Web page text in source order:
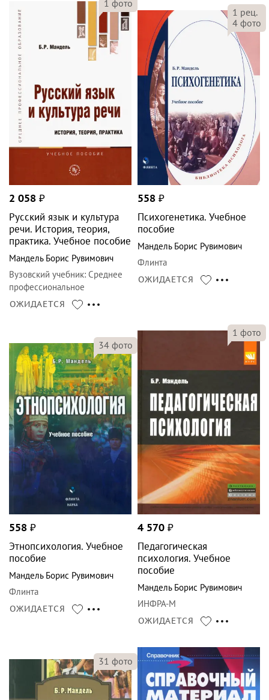
1 фото
2 058 ₽
Русский язык и культура
речи. История, теория,
практика. Учебное пособие
Мандель Борис Рувимович
Вузовский учебник: Среднее
профессиональное
образование
ОЖИДАЕТСЯ
1 рец.
4 фото
558 ₽
Психогенетика. Учебное
пособие
Мандель Борис Рувимович
Флинта
ОЖИДАЕТСЯ
34 фото
558 ₽
Этнопсихология. Учебное
пособие
Мандель Борис Рувимович
Флинта
ОЖИДАЕТСЯ
1 фото
4 570 ₽
Педагогическая
психология. Учебное
пособие
Мандель Борис Рувимович
ИНФРА-М
ОЖИДАЕТСЯ
31 фото